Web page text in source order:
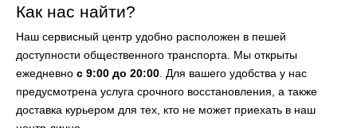
Как нас найти?
Наш сервисный центр удобно расположен в пешей
доступности общественного транспорта. Мы открыты
ежедневно с 9:00 до 20:00 . Для вашего удобства у нас
предусмотрена услуга срочного восстановления, а также
доставка курьером для тех, кто не может приехать в наш